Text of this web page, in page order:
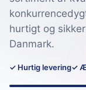
hurtigt og
Danmark.
✓ Hurtig levering✓